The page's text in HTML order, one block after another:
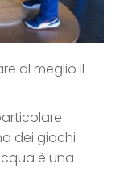
al meglio il
dei giochi
è una